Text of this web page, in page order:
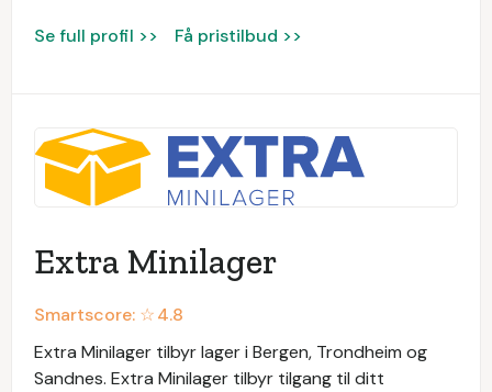
Se full profil >> Få pristilbud >>
Extra Minilager
Smartscore: ☆4.8
Extra Minilager tilbyr lager i Bergen, Trondheim og
Sandnes. Extra Minilager tilbyr tilgang til ditt